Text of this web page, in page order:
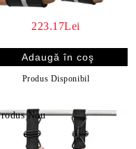
223.17Lei
Produs Disponibil